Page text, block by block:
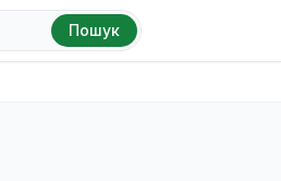
Пошук